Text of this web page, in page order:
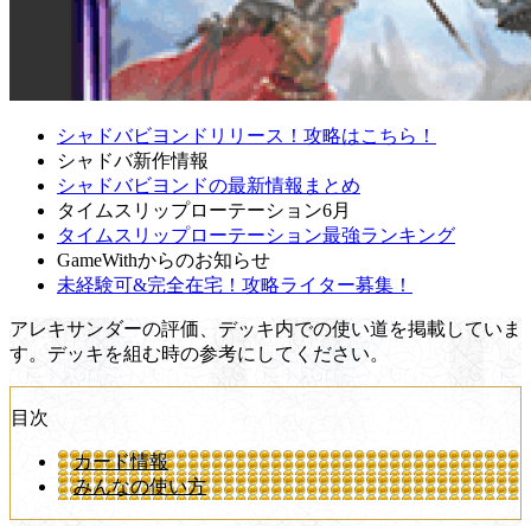
シャドバビヨンドリリース！攻略はこちら！
シャドバ新作情報
シャドバビヨンドの最新情報まとめ
タイムスリップローテーション6月
タイムスリップローテーション最強ランキング
GameWithからのお知らせ
未経験可&完全在宅！攻略ライター募集！
アレキサンダーの評価、デッキ内での使い道を掲載していま
す。デッキを組む時の参考にしてください。
目次
カード情報
みんなの使い方